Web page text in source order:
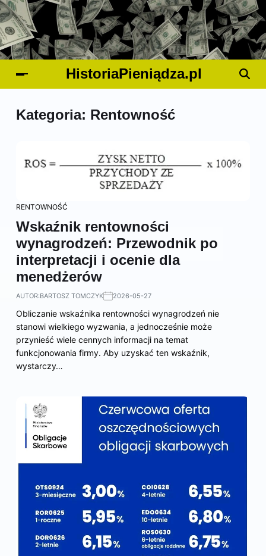
HistoriaPieniądza.pl
Kategoria: Rentowność
RENTOWNOŚĆ
Wskaźnik rentowności
wynagrodzeń: Przewodnik po
interpretacji i ocenie dla
menedżerów
AUTOR:BARTOSZ TOMCZYK 2026-05-27
Obliczanie wskaźnika rentowności wynagrodzeń nie
stanowi wielkiego wyzwania, a jednocześnie może
przynieść wiele cennych informacji na temat
funkcjonowania firmy. Aby uzyskać ten wskaźnik,
wystarczy…